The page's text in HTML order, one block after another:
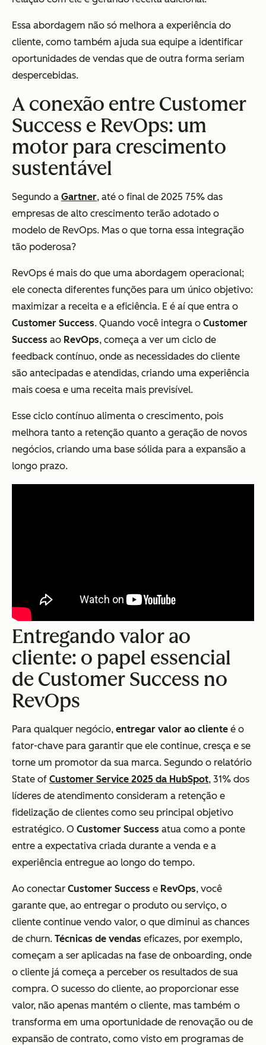
Essa abordagem não só melhora a experiência do
cliente, como também ajuda sua equipe a identificar
oportunidades de vendas que de outra forma seriam
despercebidas.
A conexão entre Customer
Success e RevOps: um
motor para crescimento
sustentável
Segundo a Gartner, até o final de 2025 75% das
empresas de alto crescimento terão adotado o
modelo de RevOps. Mas o que torna essa integração
tão poderosa?
RevOps é mais do que uma abordagem operacional;
ele conecta diferentes funções para um único objetivo:
maximizar a receita e a eficiência. E é aí que entra o
Customer Success. Quando você integra o Customer
Success ao RevOps, começa a ver um ciclo de
feedback contínuo, onde as necessidades do cliente
são antecipadas e atendidas, criando uma experiência
mais coesa e uma receita mais previsível.
Esse ciclo contínuo alimenta o crescimento, pois
melhora tanto a retenção quanto a geração de novos
negócios, criando uma base sólida para a expansão a
longo prazo.
Entregando valor ao
cliente: o papel essencial
de Customer Success no
RevOps
Para qualquer negócio, entregar valor ao cliente é o
fator-chave para garantir que ele continue, cresça e se
torne um promotor da sua marca. Segundo o relatório
State of Customer Service 2025 da HubSpot, 31% dos
líderes de atendimento consideram a retenção e
fidelização de clientes como seu principal objetivo
estratégico. O Customer Success atua como a ponte
entre a expectativa criada durante a venda e a
experiência entregue ao longo do tempo.
Ao conectar Customer Success e RevOps, você
garante que, ao entregar o produto ou serviço, o
cliente continue vendo valor, o que diminui as chances
de churn. Técnicas de vendas eficazes, por exemplo,
começam a ser aplicadas na fase de onboarding, onde
o cliente já começa a perceber os resultados de sua
compra. O sucesso do cliente, ao proporcionar esse
valor, não apenas mantém o cliente, mas também o
transforma em uma oportunidade de renovação ou de
expansão de contrato, como visto em programas de